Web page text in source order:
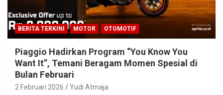
BERITA TERKINI MOTOR OTOMOTIF
Piaggio Hadirkan Program “You Know You
Want It”, Temani Beragam Momen Spesial di
Bulan Februari
2 Februari 2026 Yudi Atmaja